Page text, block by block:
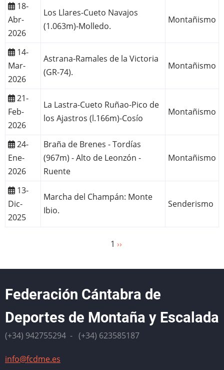
18-
Abr-
2026
Los Llares-Cueto Navajos
(1.063m)-Molledo.
Montañismo
14-
Mar-
2026
Astrana-Ramales de la Victoria
(GR-74).
Montañismo
21-
Feb-
2026
La Lastra-Cueto Ruñao-Pico de
los Ajastros (l.166m)-Cosío
Montañismo
24-
Ene-
2026
Braña de Brenes - Tordías
(967m) - Alto de Leonzón -
Ruente
Montañismo
13-
Dic-
2025
Marcha del Champán: Monte
Ibio.
Senderismo
1 Siguiente
››
Federación Cántabra de
Deportes de Montaña y Escalada
(+34) 942755294 - (+34) 623585187
info@fcdme.es